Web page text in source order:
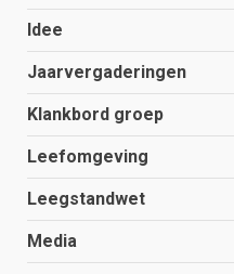
Idee
Jaarvergaderingen
Klankbord groep
Leefomgeving
Leegstandwet
Media